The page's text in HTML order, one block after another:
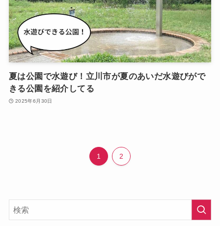
夏は公園で水遊び！立川市が夏のあいだ水遊びがで
きる公園を紹介してる
2025年6月30日
1 2